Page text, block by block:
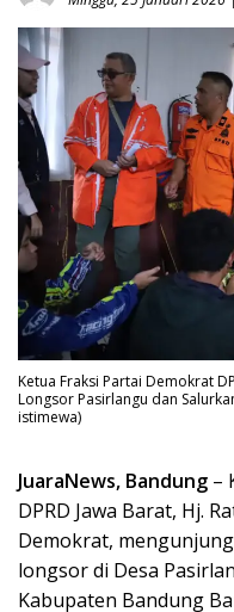
Ketua Fraksi Partai Demokrat
Longsor Pasirlangu dan
istimewa)
JuaraNews, Bandung –
DPRD Jawa Barat, Hj.
Demokrat,
longsor di Desa
Kabupaten Bandung